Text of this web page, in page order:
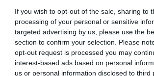
If you wish to opt-out of the sale, sharing to
processing of your personal or sensitive
targeted advertising by us, please use the
section to confirm your selection. Please
opt-out request is processed you may
interest-based ads based on personal
us or personal information disclosed to third